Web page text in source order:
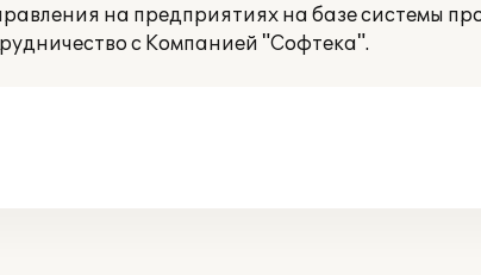
на предприятиях на базе системы
с Компанией "Софтека".